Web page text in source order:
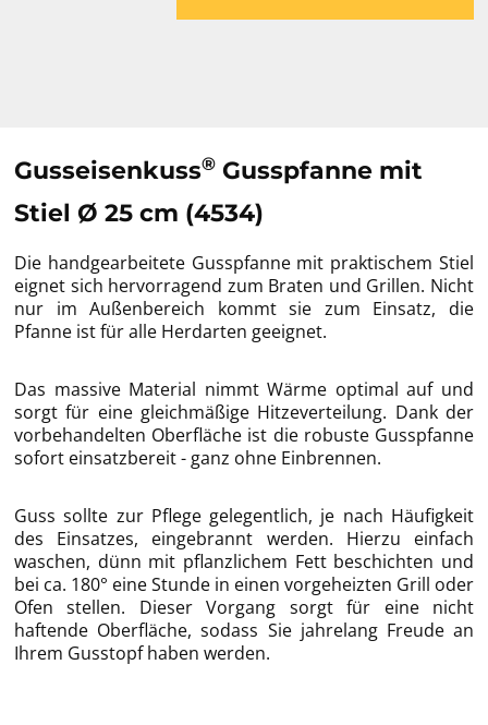
Gusseisenkuss® Gusspfanne mit
Stiel Ø 25 cm (4534)
Die handgearbeitete Gusspfanne mit praktischem Stiel
eignet sich hervorragend zum Braten und Grillen. Nicht
nur im Außenbereich kommt sie zum Einsatz, die
Pfanne ist für alle Herdarten geeignet.
Das massive Material nimmt Wärme optimal auf und
sorgt für eine gleichmäßige Hitzeverteilung. Dank der
vorbehandelten Oberfläche ist die robuste Gusspfanne
sofort einsatzbereit - ganz ohne Einbrennen.
Guss sollte zur Pflege gelegentlich, je nach Häufigkeit
des Einsatzes, eingebrannt werden. Hierzu einfach
waschen, dünn mit pflanzlichem Fett beschichten und
bei ca. 180° eine Stunde in einen vorgeheizten Grill oder
Ofen stellen. Dieser Vorgang sorgt für eine nicht
haftende Oberfläche, sodass Sie jahrelang Freude an
Ihrem Gusstopf haben werden.